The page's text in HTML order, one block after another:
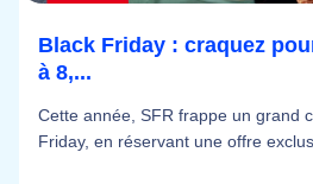
Black Friday : craquez
à 8,...
Cette année, SFR frappe un grand
Friday, en réservant une offre